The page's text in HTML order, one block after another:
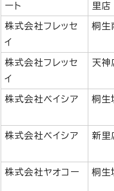
ート
里店
株式会社フレッセ
イ
桐生
株式会社フレッセ
イ
天神
株式会社ベイシア 桐生
株式会社ベイシア 新里
株式会社ヤオコー 桐生